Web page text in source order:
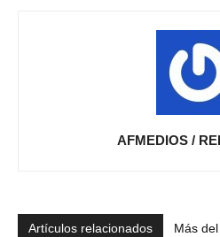
AFMEDIOS /
Artículos relacionados Más